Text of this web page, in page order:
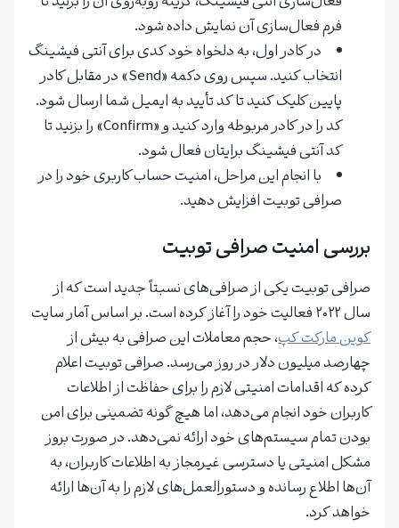
فرم فعال‌سازی آن نمایش داده شود.
در کادر اول، به دلخواه خود کدی برای آنتی فیشینگ
انتخاب کنید. سپس روی دکمه «Send» در مقابل کادر
پایین کلیک کنید تا کد تأیید به ایمیل شما ارسال شود.
کد را در کادر مربوطه وارد کنید و «Confirm» را بزنید تا
کد آنتی فیشینگ برایتان فعال شود.
با انجام این مراحل، امنیت حساب کاربری خود را در
صرافی توبیت افزایش دهید.
بررسی امنیت صرافی توبیت
صرافی توبیت یکی از صرافی‌های نسبتاً جدید است که از
سال ۲۰۲۲ فعالیت خود را آغاز کرده است. بر اساس آمار سایت
کوین مارکت کپ، حجم معاملات این صرافی به بیش از
چهارصد میلیون دلار در روز می‌رسد. صرافی توبیت اعلام
کرده که اقدامات امنیتی لازم را برای حفاظت از اطلاعات
کاربران خود انجام می‌دهد، اما هیچ گونه تضمینی برای امن
بودن تمام سیستم‌های خود ارائه نمی‌دهد. در صورت بروز
مشکل امنیتی یا دسترسی غیرمجاز به اطلاعات کاربران، به
آن‌ها اطلاع رسانده و دستورالعمل‌های لازم را به آن‌ها ارائه
خواهد کرد.